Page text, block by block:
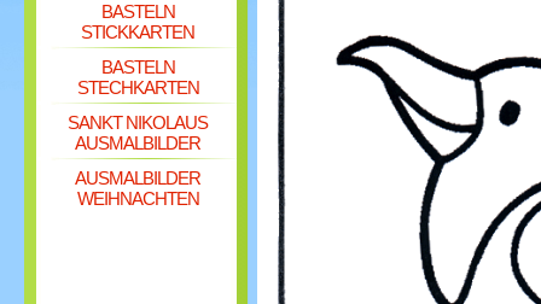
BASTELN
STICKKARTEN
BASTELN
STECHKARTEN
SANKT NIKOLAUS
AUSMALBILDER
AUSMALBILDER
WEIHNACHTEN